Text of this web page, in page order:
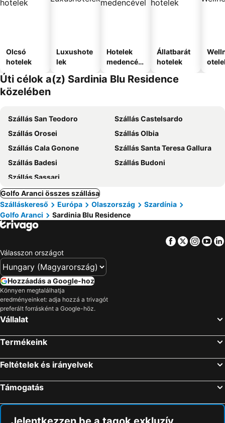
Olcsó
hotelek
Luxushote
lek
Hotelek
medencév
Állatbarát
hotelek
Úti célok a(z) Sardinia Blu Residence
közelében
Szállás San Teodoro
Szállás Castelsardo
Szállás Orosei
Szállás Olbia
Szállás Cala Gonone
Szállás Santa Teresa Gallura
Szállás Badesi
Szállás Budoni
Szállás Sassari
Golfo Aranci összes szállása
Szálláskereső
Európa Olaszország
Szardínia
Golfo Aranci
Sardinia Blu Residence
Facebook
Twitter
Válasszon országot
Hozzáadás a Google-hoz
Könnyen megtalálhatja
eredményeinket: adja hozzá a trivagót
preferált forrásként a Google-höz.
Vállalat
Termékeink
Feltételek és irányelvek
Támogatás